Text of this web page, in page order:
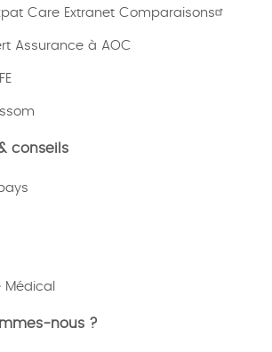
Care Extranet Comparaisons
Assurance à AOC
conseils
Médical
nous ?